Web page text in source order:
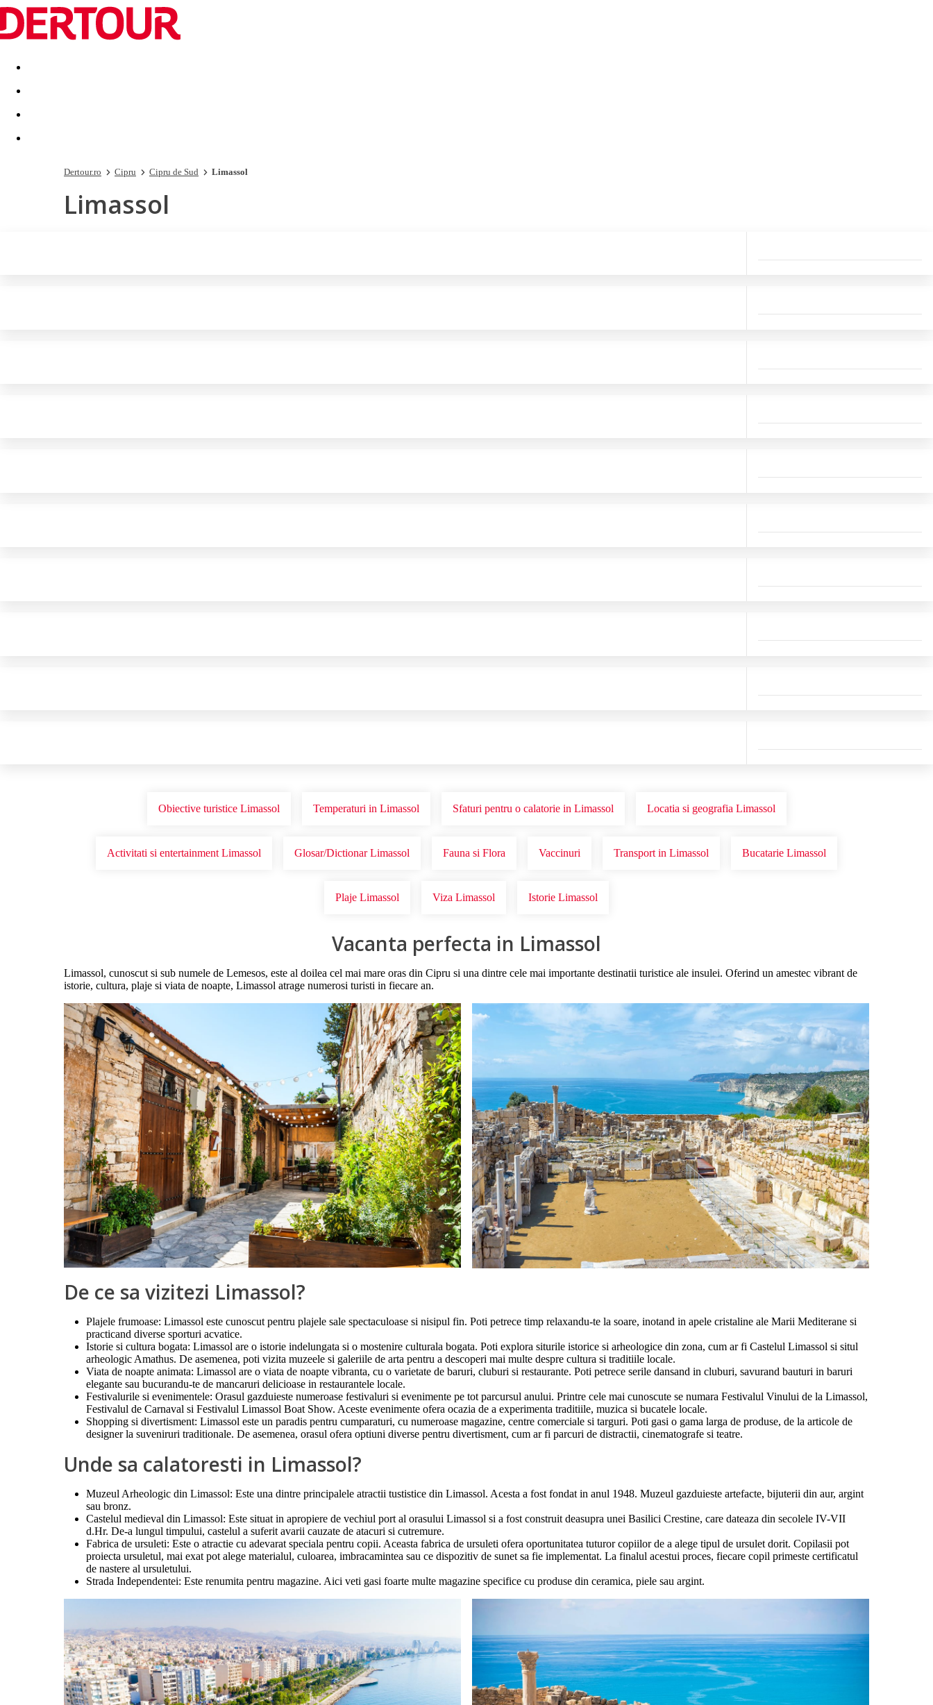
Destinatii Vacanta perfecta OFERTE DE NERATAT
Dertour.ro Cipru Cipru de Sud Limassol
Limassol
Obiective turistice Limassol Temperaturi in Limassol Sfaturi pentru o calatorie in Limassol Locatia si geografia Limassol
Activitati si entertainment Limassol Glosar/Dictionar Limassol Fauna si Flora Vaccinuri Transport in Limassol Bucatarie Limassol
Plaje Limassol Viza Limassol Istorie Limassol
Vacanta perfecta in Limassol
Limassol, cunoscut si sub numele de Lemesos, este al doilea cel mai mare oras din Cipru si una dintre cele mai importante destinatii turistice ale insulei. Oferind un amestec vibrant de
istorie, cultura, plaje si viata de noapte, Limassol atrage numerosi turisti in fiecare an.
De ce sa vizitezi Limassol?
Plajele frumoase: Limassol este cunoscut pentru plajele sale spectaculoase si nisipul fin. Poti petrece timp relaxandu-te la soare, inotand in apele cristaline ale Marii Mediterane si
practicand diverse sporturi acvatice.
Istorie si cultura bogata: Limassol are o istorie indelungata si o mostenire culturala bogata. Poti explora siturile istorice si arheologice din zona, cum ar fi Castelul Limassol si situl
arheologic Amathus. De asemenea, poti vizita muzeele si galeriile de arta pentru a descoperi mai multe despre cultura si traditiile locale.
Viata de noapte animata: Limassol are o viata de noapte vibranta, cu o varietate de baruri, cluburi si restaurante. Poti petrece serile dansand in cluburi, savurand bauturi in baruri
elegante sau bucurandu-te de mancaruri delicioase in restaurantele locale.
Festivalurile si evenimentele: Orasul gazduieste numeroase festivaluri si evenimente pe tot parcursul anului. Printre cele mai cunoscute se numara Festivalul Vinului de la Limassol,
Festivalul de Carnaval si Festivalul Limassol Boat Show. Aceste evenimente ofera ocazia de a experimenta traditiile, muzica si bucatele locale.
Shopping si divertisment: Limassol este un paradis pentru cumparaturi, cu numeroase magazine, centre comerciale si targuri. Poti gasi o gama larga de produse, de la articole de
designer la suveniruri traditionale. De asemenea, orasul ofera optiuni diverse pentru divertisment, cum ar fi parcuri de distractii, cinematografe si teatre.
Unde sa calatoresti in Limassol?
Muzeul Arheologic din Limassol: Este una dintre principalele atractii tustistice din Limassol. Acesta a fost fondat in anul 1948. Muzeul gazduieste artefacte, bijuterii din aur, argint
sau bronz.
Castelul medieval din Limassol: Este situat in apropiere de vechiul port al orasului Limassol si a fost construit deasupra unei Basilici Crestine, care dateaza din secolele IV-VII
d.Hr. De-a lungul timpului, castelul a suferit avarii cauzate de atacuri si cutremure.
Fabrica de ursuleti: Este o atractie cu adevarat speciala pentru copii. Aceasta fabrica de ursuleti ofera oportunitatea tuturor copiilor de a alege tipul de ursulet dorit. Copilasii pot
proiecta ursuletul, mai exat pot alege materialul, culoarea, imbracamintea sau ce dispozitiv de sunet sa fie implementat. La finalul acestui proces, fiecare copil primeste certificatul
de nastere al ursuletului.
Strada Independentei: Este renumita pentru magazine. Aici veti gasi foarte multe magazine specifice cu produse din ceramica, piele sau argint.